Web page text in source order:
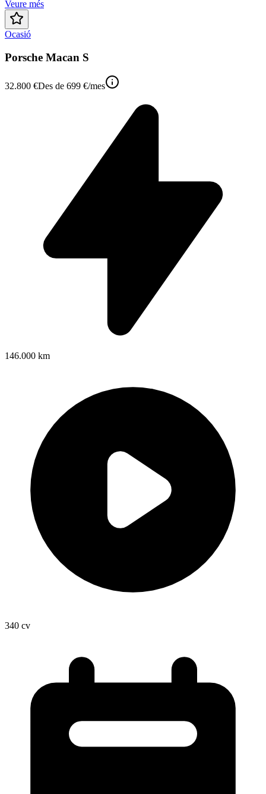
Veure més
Ocasió
Porsche Macan S
32.800 €Des de 699 €/mes
146.000 km
340 cv